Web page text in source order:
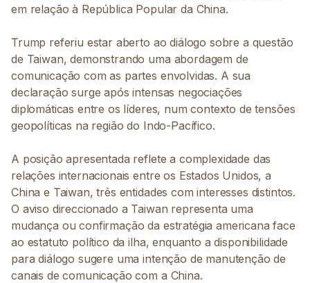
em relação à República Popular da China.
Trump referiu estar aberto ao diálogo sobre a questão
de Taiwan, demonstrando uma abordagem de
comunicação com as partes envolvidas. A sua
declaração surge após intensas negociações
diplomáticas entre os líderes, num contexto de tensões
geopolíticas na região do Indo-Pacífico.
A posição apresentada reflete a complexidade das
relações internacionais entre os Estados Unidos, a
China e Taiwan, três entidades com interesses distintos.
O aviso direccionado a Taiwan representa uma
mudança ou confirmação da estratégia americana face
ao estatuto político da ilha, enquanto a disponibilidade
para diálogo sugere uma intenção de manutenção de
canais de comunicação com a China.